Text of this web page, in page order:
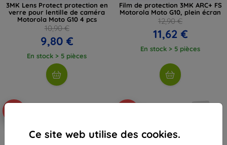
Ce site web utilise des cookies.
3MK Lens Protect protection en
verre pour lentille de caméra
Motorola Moto G10 4 pcs
10,90 €
9,80 €
En stock > 5 pièces
Film de protection 3MK ARC+ FS
Motorola Moto G10, plein écran
12,90 €
11,62 €
En stock > 5 pièces